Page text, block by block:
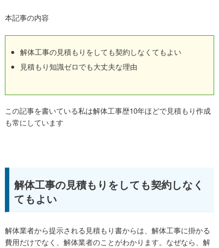
本記事の内容
解体工事の見積もりをしても契約しなくてもよい
見積もり知識ゼロでも大丈夫な理由
この記事を書いている私は解体工事歴10年ほどで見積もり作成
も常にしています
解体工事の見積もりをしても契約しなく
てもよい
解体業者から提示される見積もり書からは、解体工事に掛かる
費用だけでなく、解体業者のことがわかります。なぜなら、解